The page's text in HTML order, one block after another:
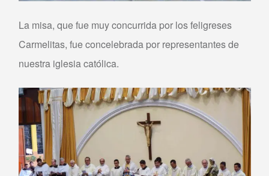
La misa, que fue muy concurrida por los feligreses
Carmelitas, fue concelebrada por representantes de
nuestra iglesia católica.